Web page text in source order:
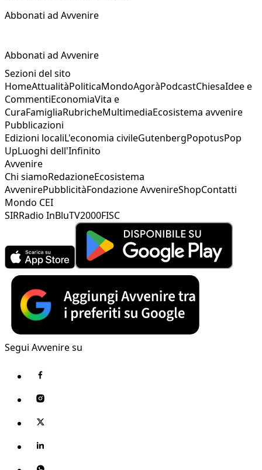
Abbonati ad Avvenire
Abbonati ad Avvenire
Sezioni del sito
HomeAttualitàPoliticaMondoAgoràPodcastChiesaIdee e
CommentiEconomiaVita e
CuraFamigliaRubricheMultimediaEcosistema avvenire
Pubblicazioni
Edizioni localiL'economia civileGutenbergPopotusPop
UpLuoghi dell'Infinito
Avvenire
Chi siamoRedazioneEcosistema
AvvenirePubblicitàFondazione AvvenireShopContatti
Mondo CEI
SIRRadio InBluTV2000FISC
Segui Avvenire su